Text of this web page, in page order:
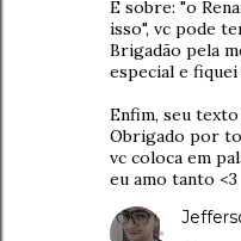
E sobre: "o
isso", vc pode
Brigadão pela
especial e
Enfim, seu
Obrigado por
vc coloca em
eu amo tanto <3